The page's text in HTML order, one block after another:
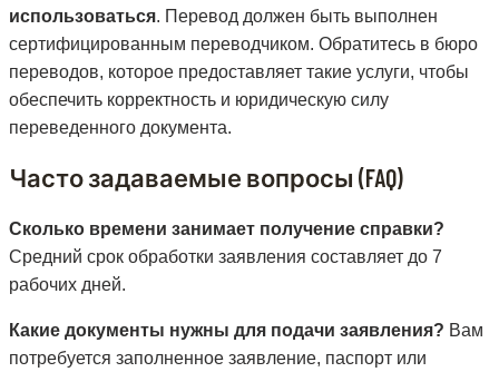
использоваться. Перевод должен быть выполнен
сертифицированным переводчиком. Обратитесь в бюро
переводов, которое предоставляет такие услуги, чтобы
обеспечить корректность и юридическую силу
переведенного документа.
Часто задаваемые вопросы (FAQ)
Сколько времени занимает получение справки?
Средний срок обработки заявления составляет до 7
рабочих дней.
Какие документы нужны для подачи заявления? Вам
потребуется заполненное заявление, паспорт или